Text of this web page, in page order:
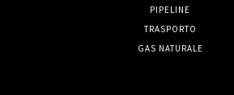
PIPELINE
TRASPORTO
GAS NATURALE